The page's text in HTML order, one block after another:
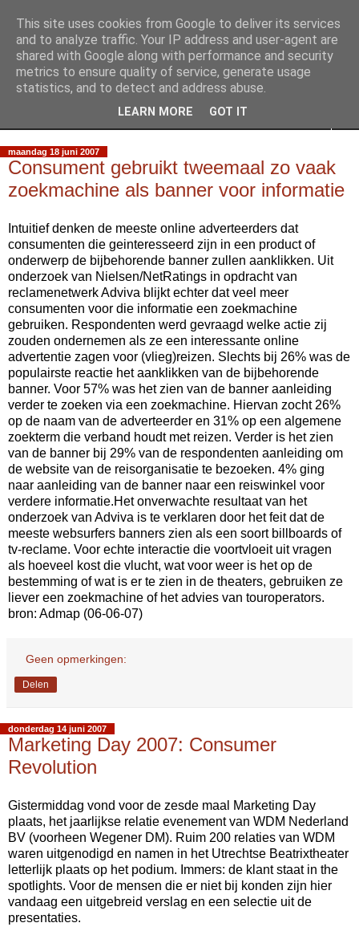
Slimpie Blog
Weblog van Walter Slimmens
maandag 18 juni 2007
Consument gebruikt tweemaal zo vaak
zoekmachine als banner voor informatie
Intuitief denken de meeste online adverteerders dat
consumenten die geinteresseerd zijn in een product of
onderwerp de bijbehorende banner zullen aanklikken. Uit
onderzoek van Nielsen/NetRatings in opdracht van
reclamenetwerk Adviva blijkt echter dat veel meer
consumenten voor die informatie een zoekmachine
gebruiken. Respondenten werd gevraagd welke actie zij
zouden ondernemen als ze een interessante online
advertentie zagen voor (vlieg)reizen. Slechts bij 26% was de
populairste reactie het aanklikken van de bijbehorende
banner. Voor 57% was het zien van de banner aanleiding
verder te zoeken via een zoekmachine. Hiervan zocht 26%
op de naam van de adverteerder en 31% op een algemene
zoekterm die verband houdt met reizen. Verder is het zien
van de banner bij 29% van de respondenten aanleiding om
de website van de reisorganisatie te bezoeken. 4% ging
naar aanleiding van de banner naar een reiswinkel voor
verdere informatie.Het onverwachte resultaat van het
onderzoek van Adviva is te verklaren door het feit dat de
meeste websurfers banners zien als een soort billboards of
tv-reclame. Voor echte interactie die voortvloeit uit vragen
als hoeveel kost die vlucht, wat voor weer is het op de
bestemming of wat is er te zien in de theaters, gebruiken ze
liever een zoekmachine of het advies van touroperators.
bron: Admap (06-06-07)
Geen opmerkingen:
Delen
donderdag 14 juni 2007
Marketing Day 2007: Consumer
Revolution
Gistermiddag vond voor de zesde maal Marketing Day
plaats, het jaarlijkse relatie evenement van WDM Nederland
BV (voorheen Wegener DM). Ruim 200 relaties van WDM
waren uitgenodigd en namen in het Utrechtse Beatrixtheater
letterlijk plaats op het podium. Immers: de klant staat in the
spotlights. Voor de mensen die er niet bij konden zijn hier
vandaag een uitgebreid verslag en een selectie uit de
presentaties.
This site uses cookies from Google to deliver its services
and to analyze traffic. Your IP address and user-agent are
shared with Google along with performance and security
metrics to ensure quality of service, generate usage
statistics, and to detect and address abuse.
LEARN MORE GOT IT